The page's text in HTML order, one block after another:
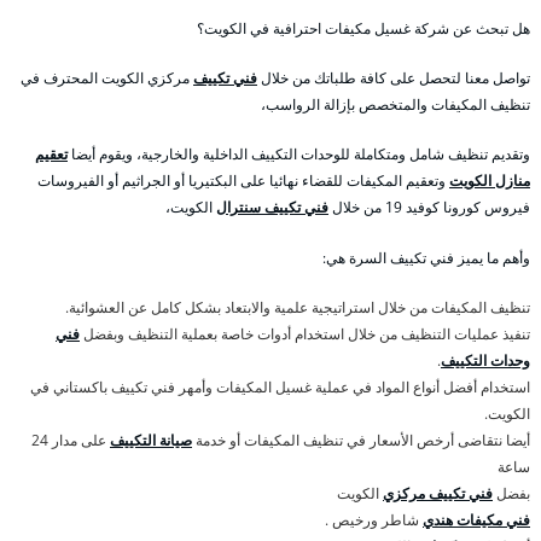
هل تبحث عن شركة غسيل مكيفات احترافية في الكويت؟
تواصل معنا لتحصل على كافة طلباتك من خلالفني تكييفمركزي الكويت المحترف في
تنظيف المكيفات والمتخصص بإزالة الرواسب،
وتقديم تنظيف شامل ومتكاملة للوحدات التكييف الداخلية والخارجية، ويقوم أيضاتعقيم
منازل الكويت وتعقيم المكيفات للقضاء نهائيا على البكتيريا أو الجراثيم أو الفيروسات
فيروس كورونا كوفيد 19 من خلال
فني تكييف سنترالالكويت،
وأهم ما يميز فني تكييف السرة هي:
تنظيف المكيفات من خلال استراتيجية علمية والابتعاد بشكل كامل عن العشوائية.
تنفيذ عمليات التنظيف من خلال استخدام أدوات خاصة بعملية التنظيف وبفضلفني
وحدات التكييف.
استخدام أفضل أنواع المواد في عملية غسيل المكيفات وأمهر فني تكييف باكستاني في
الكويت.
أيضا نتقاضى أرخص الأسعار في تنظيف المكيفات أو خدمة صيانة التكييف
على مدار 24
ساعة
بفضلفني تكييف مركزيالكويت
فني مكيفات هندي شاطر ورخيص .